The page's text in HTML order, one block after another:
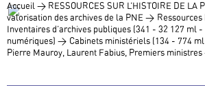
Accueil > RESSOURCES SUR L’HISTOIRE DE LA
valorisation des archives de la PNE >
Inventaires d’archives publiques (341 - 32 127 ml -
numériques) > Cabinets ministériels (134 - 774
Pierre Mauroy, Laurent Fabius, Premiers